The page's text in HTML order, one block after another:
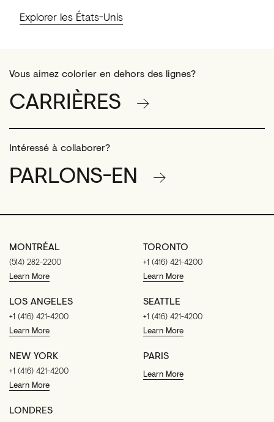
Explorer les États-Unis
Vous aimez colorier en dehors des lignes?
CARRIÈRES
Intéressé à collaborer?
PARLONS-EN
MONTRÉAL
(514) 282-2200
Learn More
TORONTO
+1 (416) 421-4200
Learn More
LOS ANGELES
+1 (416) 421-4200
Learn More
SEATTLE
+1 (416) 421-4200
Learn More
NEW YORK
+1 (416) 421-4200
Learn More
PARIS
Learn More
LONDRES